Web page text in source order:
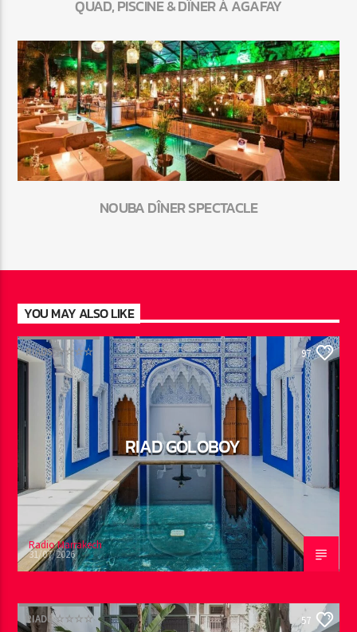
QUAD, PISCINE & DÎNER À AGAFAY
NOUBA DÎNER SPECTACLE
YOU MAY ALSO LIKE
RIADS ☆☆☆☆ 97
RIAD GOLOBOY
Radio Marrakech
31/07/2026
RIADS ☆☆☆☆ 57